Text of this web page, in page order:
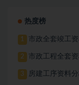
热度榜
1 市政全套竣工
2 市政工程全套
3 房建工序资料